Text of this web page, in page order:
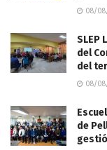
08/
SLEP
del
del
08/
de